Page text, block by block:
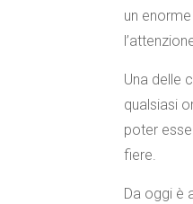
un
Una delle
qualsiasi
poter
fiere.
Da oggi è